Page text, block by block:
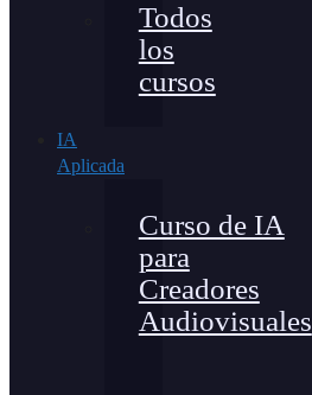
Todos
los
cursos
IA
Aplicada
Curso de IA
para
Creadores
Audiovisuales